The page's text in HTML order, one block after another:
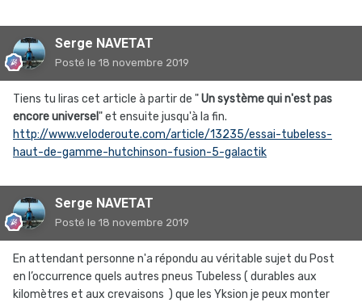
Serge NAVETAT
Posté le 18 novembre 2019
Tiens tu liras cet article à partir de "Un système qui n'est pas
encore universel" et ensuite jusqu'à la fin.
http://www.veloderoute.com/article/13235/essai-tubeless-
haut-de-gamme-hutchinson-fusion-5-galactik
Serge NAVETAT
Posté le 18 novembre 2019
En attendant personne n'a répondu au véritable sujet du Post
en l’occurrence quels autres pneus Tubeless ( durables aux
kilomètres et aux crevaisons ) que les Yksion je peux monter